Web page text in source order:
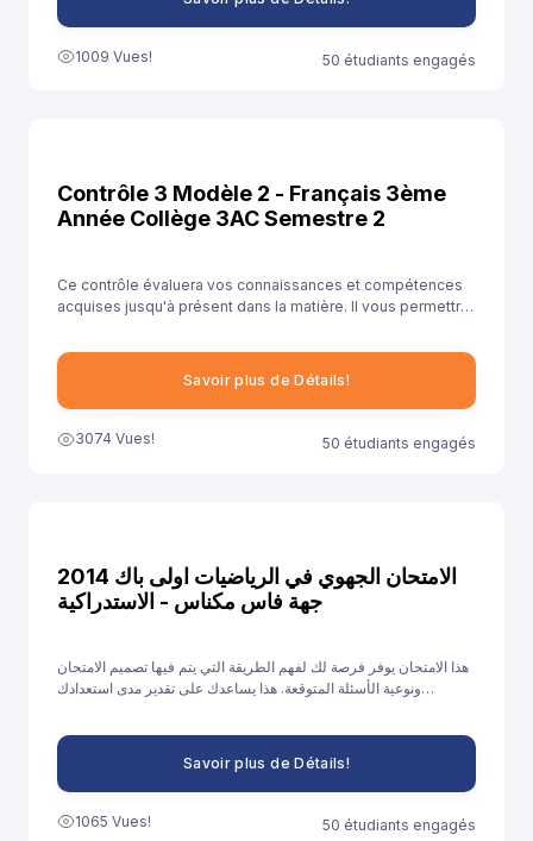
1009 Vues! 50 étudiants engagés
Contrôle 3 Modèle 2 - Français 3ème
Année Collège 3AC Semestre 2
Ce contrôle évaluera vos connaissances et compétences
acquises jusqu'à présent dans la matière. Il vous permettra
votre capacité à les appliquer dans des contextes variés.
Savoir plus de Détails!
3074 Vues! 50 étudiants engagés
الامتحان الجهوي في الرياضيات اولى باك 2014
جهة فاس مكناس - الاستدراكية
هذا الامتحان يوفر فرصة لك لفهم الطريقة التي يتم فيها تصميم الامتحان
ونوعية الأسئلة المتوقعة. هذا يساعدك على تقدير مدى استعدادك
Savoir plus de Détails!
1065 Vues! 50 étudiants engagés